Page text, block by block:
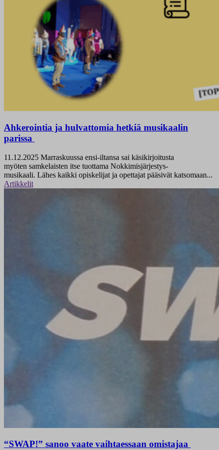
Ahkerointia ja hulvattomia hetkiä musikaalin
parissa
11.12.2025 Marraskuussa ensi-iltansa sai käsikirjoitusta
myöten samkelaisten itse tuottama Nokkimisjärjestys-
musikaali. Lähes kaikki opiskelijat ja opettajat pääsivät katsomaan...
Artikkelit
“SWAP!” sanoo vaate vaihtaessaan omistajaa